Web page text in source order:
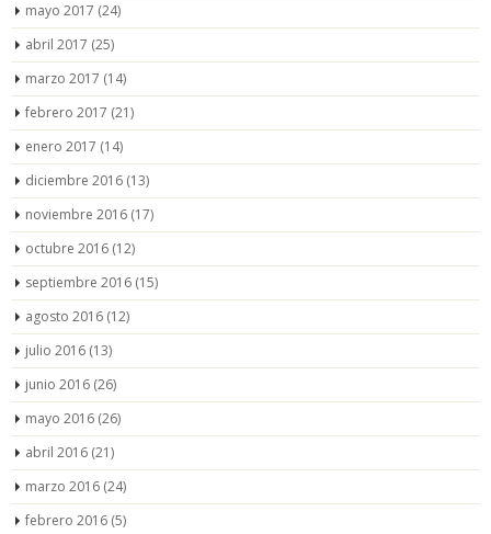
mayo 2017 (24)
abril 2017 (25)
marzo 2017 (14)
febrero 2017 (21)
enero 2017 (14)
diciembre 2016 (13)
noviembre 2016 (17)
octubre 2016 (12)
septiembre 2016 (15)
agosto 2016 (12)
julio 2016 (13)
junio 2016 (26)
mayo 2016 (26)
abril 2016 (21)
marzo 2016 (24)
febrero 2016 (5)